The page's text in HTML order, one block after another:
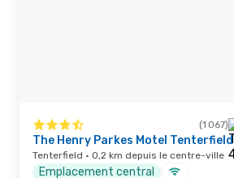
(1 067)
The Henry Parkes Motel Tenterfield
Tenterfield · 0,2 km depuis le centre-ville
Emplacement central